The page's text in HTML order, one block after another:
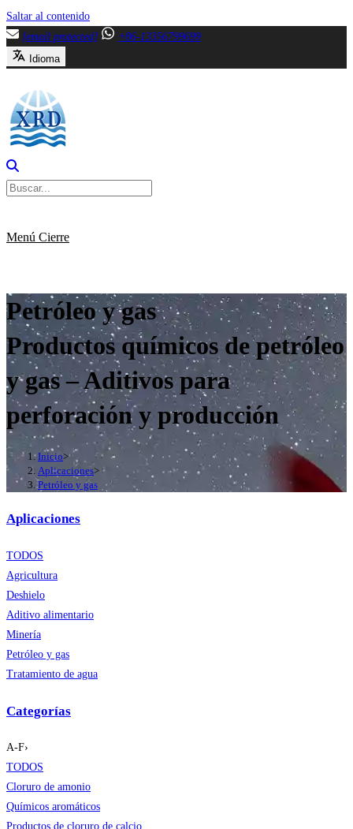
Saltar al contenido
[email protected]
+86-13356799699
Idioma
Menú Cierre
Petróleo y gas
Productos químicos de petróleo
y gas – Aditivos para
perforación y producción
Inicio>
Aplicaciones>
Petróleo y gas
Aplicaciones
TODOS
Agricultura
Deshielo
Aditivo alimentario
Minería
Petróleo y gas
Tratamiento de agua
Categorías
A-F›
TODOS
Cloruro de amonio
Químicos aromáticos
Productos de cloruro de calcio